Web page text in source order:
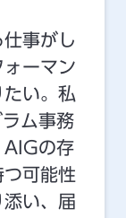
事がし
ーマン
い。私
ム事務
AIGの存
可能性
い、届